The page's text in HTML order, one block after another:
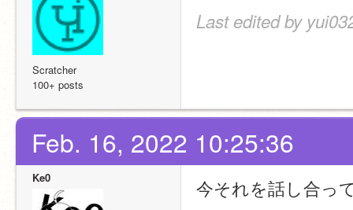
Scratcher
100+ posts
Last edited by
Feb. 16, 2022 10:25:36
Ke0 今それを話し合っ